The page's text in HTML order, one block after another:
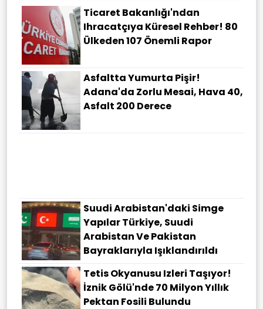
Ticaret Bakanlığı'ndan
Ihracatçıya Küresel Rehber! 80
Ülkeden 107 Önemli Rapor
Asfaltta Yumurta Pişir!
Adana'da Zorlu Mesai, Hava 40,
Asfalt 200 Derece
Suudi Arabistan'daki Simge
Yapılar Türkiye, Suudi
Arabistan Ve Pakistan
Bayraklarıyla Işıklandırıldı
Tetis Okyanusu Izleri Taşıyor!
İznik Gölü'nde 70 Milyon Yıllık
Pektan Fosili Bulundu